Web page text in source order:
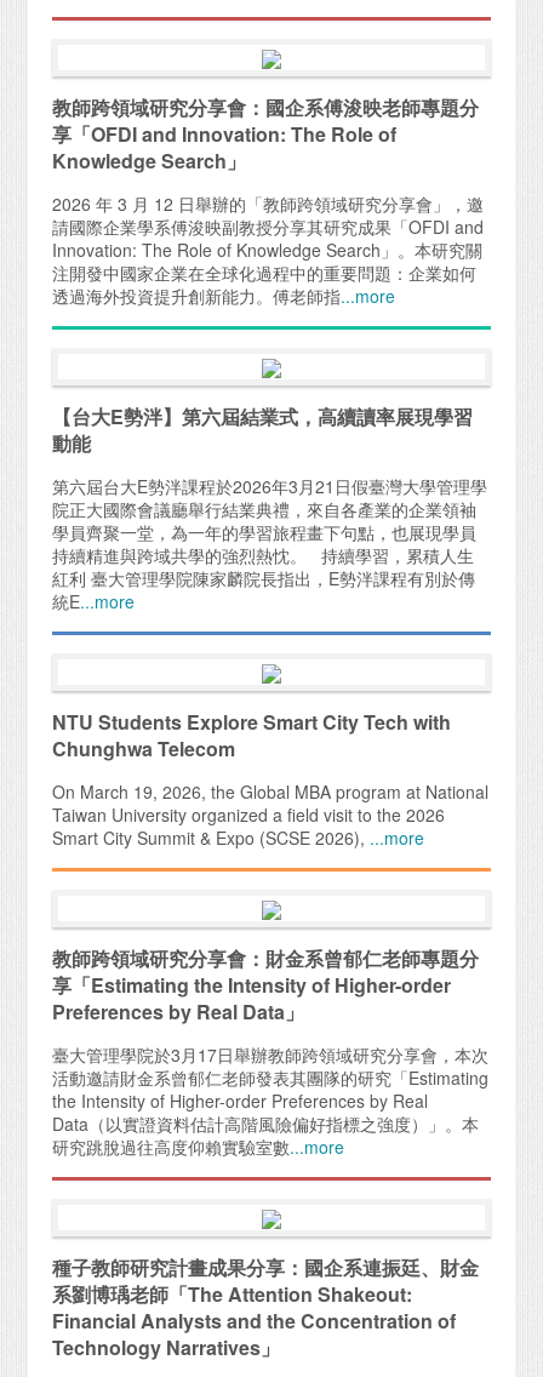
教師跨領域研究分享會：國企系傅浚映老師專題分
享「OFDI and Innovation: The Role of
Knowledge Search」
2026 年 3 月 12 日舉辦的「教師跨領域研究分享會」，邀
請國際企業學系傅浚映副教授分享其研究成果「OFDI and
Innovation: The Role of Knowledge Search」。本研究關
注開發中國家企業在全球化過程中的重要問題：企業如何
透過海外投資提升創新能力。傅老師指...more
【台大E勢泮】第六屆結業式，高續讀率展現學習
動能
第六屆台大E勢泮課程於2026年3月21日假臺灣大學管理學
院正大國際會議廳舉行結業典禮，來自各產業的企業領袖
學員齊聚一堂，為一年的學習旅程畫下句點，也展現學員
持續精進與跨域共學的強烈熱忱。 持續學習，累積人生
紅利 臺大管理學院陳家麟院長指出，E勢泮課程有別於傳
統E...more
NTU Students Explore Smart City Tech with
Chunghwa Telecom
On March 19, 2026, the Global MBA program at National
Taiwan University organized a field visit to the 2026
Smart City Summit & Expo (SCSE 2026), ...more
教師跨領域研究分享會：財金系曾郁仁老師專題分
享「Estimating the Intensity of Higher-order
Preferences by Real Data」
臺大管理學院於3月17日舉辦教師跨領域研究分享會，本次
活動邀請財金系曾郁仁老師發表其團隊的研究「Estimating
the Intensity of Higher-order Preferences by Real
Data（以實證資料估計高階風險偏好指標之強度）」。本
研究跳脫過往高度仰賴實驗室數...more
種子教師研究計畫成果分享：國企系連振廷、財金
系劉博瑀老師「The Attention Shakeout:
Financial Analysts and the Concentration of
Technology Narratives」